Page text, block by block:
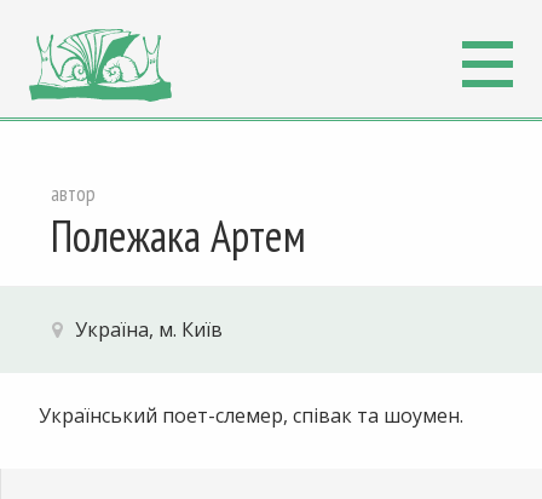
автор
Полежака Артем
Україна, м. Київ
Український поет-слемер, співак та шоумен.